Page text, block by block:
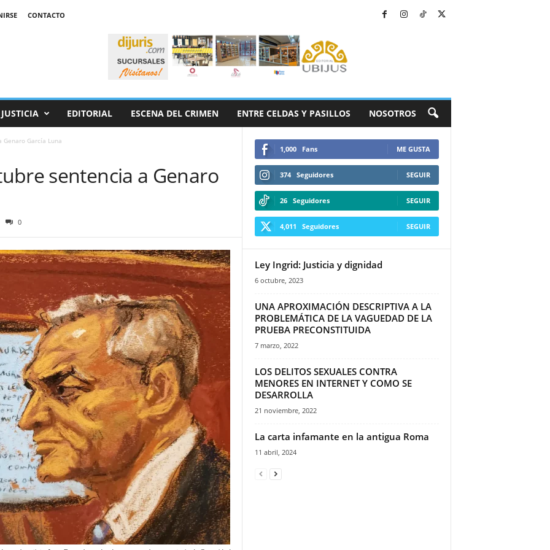
CONTACTO
JUSTICIA EDITORIAL ESCENA DEL CRIMEN ENTRE CELDAS Y PASILLOS NOSOTROS
García Luna
sentencia a Genaro
0
1,000 Fans ME GUSTA
374 Seguidores SEGUIR
26 Seguidores SEGUIR
4,011 Seguidores SEGUIR
Ley Ingrid: Justicia y dignidad
6 octubre, 2023
UNA APROXIMACIÓN DESCRIPTIVA A LA
PROBLEMÁTICA DE LA VAGUEDAD DE LA
PRUEBA PRECONSTITUIDA
7 marzo, 2022
LOS DELITOS SEXUALES CONTRA
MENORES EN INTERNET Y COMO SE
DESARROLLA
21 noviembre, 2022
La carta infamante en la antigua Roma
11 abril, 2024